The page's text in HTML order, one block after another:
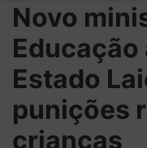
Novo
Estado
punições
crianças